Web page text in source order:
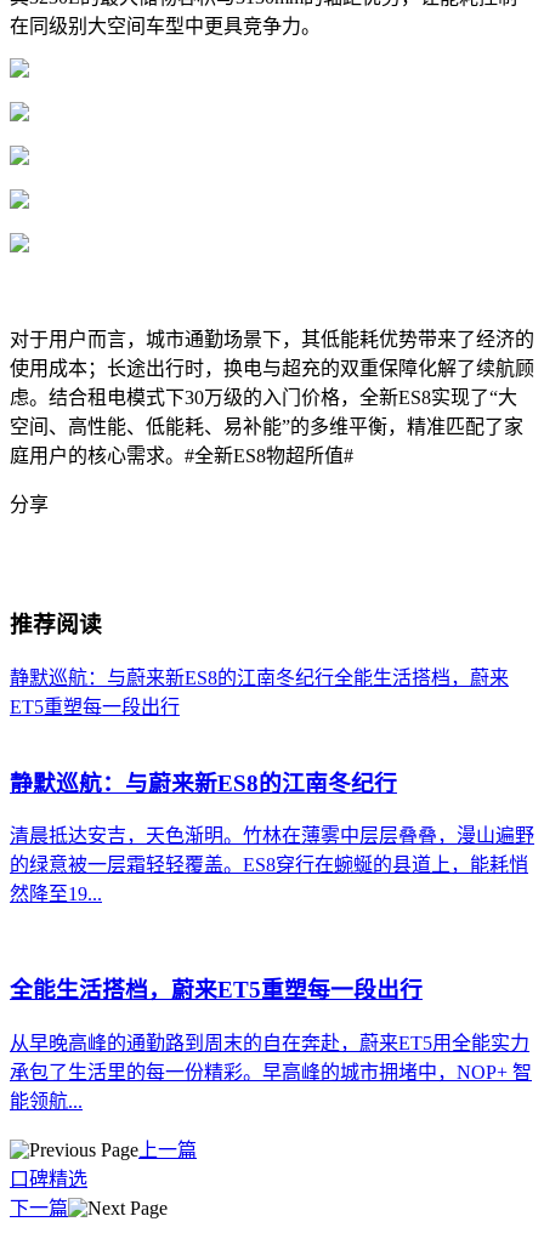
在同级别大空间车型中更具竞争力。
对于用户而言，城市通勤场景下，其低能耗优势带来了经济的
使用成本；长途出行时，换电与超充的双重保障化解了续航顾
虑。结合租电模式下30万级的入门价格，全新ES8实现了“大
空间、高性能、低能耗、易补能”的多维平衡，精准匹配了家
庭用户的核心需求。#全新ES8物超所值#
分享
推荐阅读
静默巡航：与蔚来新ES8的江南冬纪行全能生活搭档，蔚来
ET5重塑每一段出行
静默巡航：与蔚来新ES8的江南冬纪行
清晨抵达安吉，天色渐明。竹林在薄雾中层层叠叠，漫山遍野
的绿意被一层霜轻轻覆盖。ES8穿行在蜿蜒的县道上，能耗悄
然降至19...
全能生活搭档，蔚来ET5重塑每一段出行
从早晚高峰的通勤路到周末的自在奔赴，蔚来ET5用全能实力
承包了生活里的每一份精彩。早高峰的城市拥堵中，NOP+ 智
能领航...
上一篇
口碑精选
下一篇